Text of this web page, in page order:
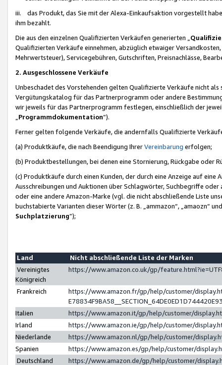
iii. das Produkt, das Sie mit der Alexa-Einkaufsaktion vorgestellt
ihm bezahlt.
Die aus den einzelnen Qualifizierten Verkäufen generierten „
Qualifizierten Verkäufe einnehmen, abzüglich etwaiger
Mehrwertsteuer), Servicegebühren, Gutschriften, Preisnachlässe,
2. Ausgeschlossene Verkäufe
Unbeschadet des Vorstehenden gelten Qualifizierte Verkäufe nicht
Vergütungskatalog für das Partnerprogramm oder andere
wir jeweils für das Partnerprogramm festlegen, einschließlich der
Programmdokumentation“).
Ferner gelten folgende Verkäufe, die andernfalls Qualifizierte
(a) Produktkäufe, die nach Beendigung IhrerVereinbarung erfolgen;
(b) Produktbestellungen, bei denen eine Stornierung, Rückgabe oder
(c) Produktkäufe durch einen Kunden, der durch eine Anzeige auf
Ausschreibungen und Auktionen über Schlagwörter, Suchbegriffe
oder eine andere Amazon-Marke (vgl. die nicht abschließende Liste
buchstabierte Varianten dieser Wörter (z. B. „ammazon“, „amaozn“
Suchplatzierung”);
Land
Nicht abschließende Liste der Marken
Vereinigtes
Königreich
https://www.amazon.co.uk/gp/
Frankreich
https://www.amazon.fr/gp/help/customer/
Italien
https://www.amazon.it/gp/help/customer/
Irland
https://www.amazon.ie/gp/help/customer/
Niederlande
https://www.amazon.nl/gp/help/customer/
Spanien
https://www.amazon.es/gp/help/customer/
Deutschland
https://www.amazon.de/gp/help/customer/